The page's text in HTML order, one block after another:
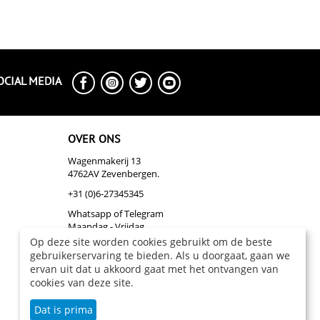
MEDIA
OVER ONS
Wagenmakerij 13
4762AV Zevenbergen.
+31 (0)6-27345345
Whatsapp of Telegram
Maandag - Vrijdag
info@biazakelijk.nl
Over Ons
Op deze site worden cookies gebruikt om de beste
gebruikerservaring te bieden. Als u doorgaat, gaan we
ervan uit dat u akkoord gaat met het ontvangen van
cookies van deze site.
Dat is prima